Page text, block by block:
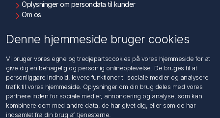
Oplysninger om persondata til kunder
Om os
Søg
Min konto
Min konto
Denne hjemmeside bruger cookies
Vi bruger vores egne og tredjepartscookies på vores hjemmeside for at
give dig en behagelig og personlig onlineoplevelse. De bruges til at
personliggøre indhold, levere funktioner til sociale medier og analysere
trafik til vores hjemmeside. Oplysninger om din brug deles med vores
partnere inden for sociale medier, annoncering og analyse, som kan
kombinere dem med andre data, de har givet dig, eller som de har
indsamlet fra din brug af tjenesterne.